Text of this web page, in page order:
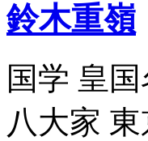
鈴木重嶺
国学 皇
八大家